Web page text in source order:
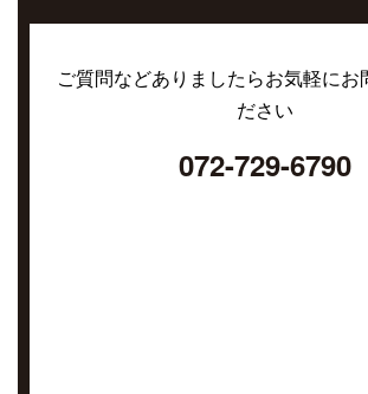
ご質問などありましたらお気軽にお
ださい
072-729-6790